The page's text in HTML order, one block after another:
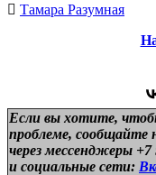
Тамара Разумная
Если вы хотите,
проблеме, сообщайте
через мессенджеры
и социальные сети: